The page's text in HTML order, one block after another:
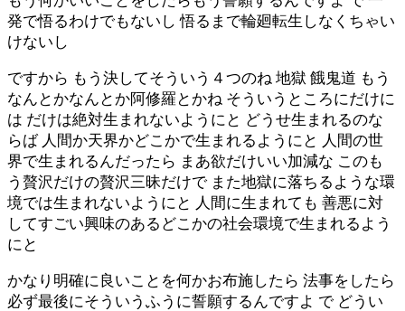
発で悟るわけでもないし 悟るまで輪廻転生しなくちゃい
けないし
ですから もう決してそういう４つのね 地獄 餓鬼道 もう
なんとかなんとか阿修羅とかね そういうところにだけに
は だけは絶対生まれないようにと どうせ生まれるのな
らば 人間か天界かどこかで生まれるようにと 人間の世
界で生まれるんだったら まあ欲だけいい加減な このも
う贅沢だけの贅沢三昧だけで また地獄に落ちるような環
境では生まれないようにと 人間に生まれても 善悪に対
してすごい興味のあるどこかの社会環境で生まれるよう
にと
かなり明確に良いことを何かお布施したら 法事をしたら
必ず最後にそういうふうに誓願するんですよ で どうい